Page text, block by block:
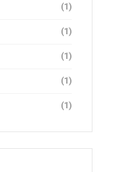
(1)
(1)
(1)
(1)
(1)